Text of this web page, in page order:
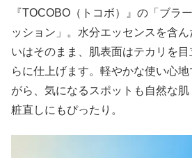
『TOCOBO（トコボ）』の「ブラ
ッション」。水分エッセンスを含
いはそのまま、肌表面はテカリを
らに仕上げます。軽やかな使い心
がら、気になるスポットも自然な
粧直しにもぴったり。